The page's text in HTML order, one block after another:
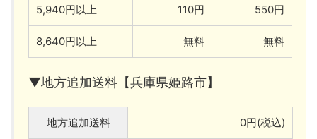
5,940円以上 110円 550円
8,640円以上 無料 無料
▼地方追加送料【兵庫県姫路市】
地方追加送料 0円(税込)